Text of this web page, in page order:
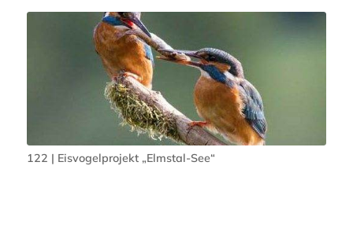
122 | Eisvogelprojekt „Elmstal-See“